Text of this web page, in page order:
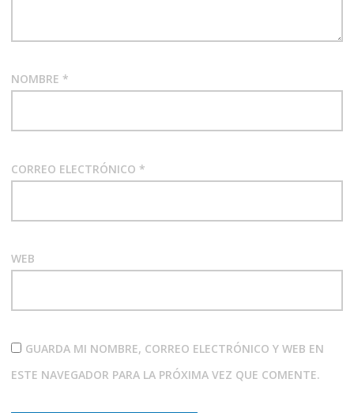
NOMBRE *
CORREO ELECTRÓNICO *
WEB
GUARDA MI NOMBRE, CORREO ELECTRÓNICO Y WEB EN
ESTE NAVEGADOR PARA LA PRÓXIMA VEZ QUE COMENTE.